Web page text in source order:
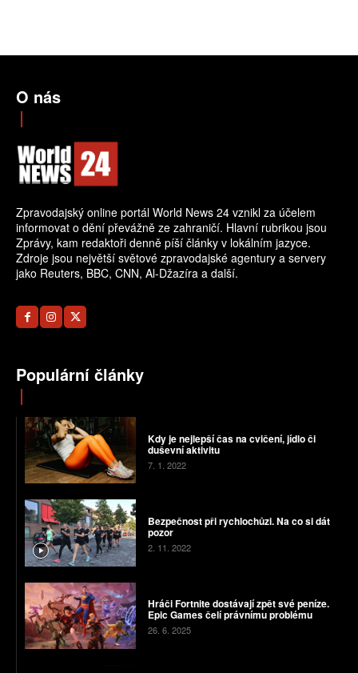
O nás
Zpravodajský online portál World News 24 vznikl za účelem
informovat o dění převážně ze zahraničí. Hlavní rubrikou jsou
Zprávy, kam redaktoři denně píší články v lokálním jazyce.
Zdroje jsou největší světové zpravodajské agentury a servery
jako Reuters, BBC, CNN, Al-Džazíra a další.
Populární články
Kdy je nejlepší čas na cvičení, jídlo či
duševní aktivitu
7. 1. 2022
Bezpečnost při rychlochůzi. Na co si dát
pozor
2. 11. 2022
Hráči Fortnite dostávají zpět své peníze.
Epic Games čelí právnímu problému
26. 6. 2025